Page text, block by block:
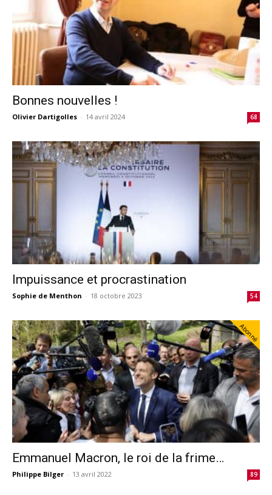
Bonnes nouvelles !
Olivier Dartigolles - 14 avril 2024 68
Impuissance et procrastination
Sophie de Menthon - 18 octobre 2023 54
Abonné
Emmanuel Macron, le roi de la frime…
Philippe Bilger - 13 avril 2022 89